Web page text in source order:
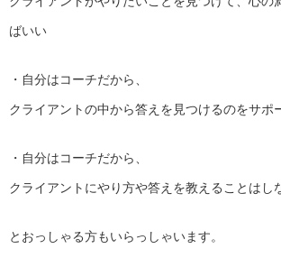
ばいい
・自分はコーチだから、
クライアントの中から答えを見つけるのをサポ
・自分はコーチだから、
クライアントにやり方や答えを教えることはし
とおっしゃる方もいらっしゃいます。